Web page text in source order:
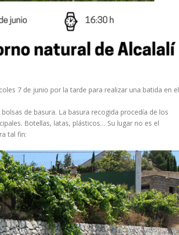
7 de junio por la tarde para realizar una batida en el
de basura. La basura recogida procedía de los
Botellas, latas, plásticos… Su lugar no es el
tal fin: